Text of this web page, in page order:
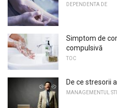
DEPENDENTA DE
Simptom de
compulsivă
TOC
De ce stresorii
MANAGEMENTUL